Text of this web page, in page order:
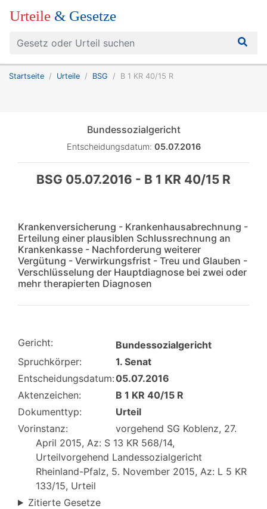
Urteile & Gesetze
Startseite Urteile BSG B 1 KR 40/15 R
Bundessozialgericht
Entscheidungsdatum: 05.07.2016
BSG 05.07.2016 - B 1 KR 40/15 R
Krankenversicherung - Krankenhausabrechnung -
Erteilung einer plausiblen Schlussrechnung an
Krankenkasse - Nachforderung weiterer
Vergütung - Verwirkungsfrist - Treu und Glauben -
Verschlüsselung der Hauptdiagnose bei zwei oder
mehr therapierten Diagnosen
Gericht:
Bundessozialgericht
Spruchkörper:
1. Senat
Entscheidungsdatum:05.07.2016
Aktenzeichen:
B 1 KR 40/15 R
Dokumenttyp:
Urteil
Vorinstanz:
vorgehend SG Koblenz, 27.
April 2015, Az: S 13 KR 568/14,
Urteilvorgehend Landessozialgericht
Rheinland-Pfalz, 5. November 2015, Az: L 5 KR
133/15, Urteil
Zitierte Gesetze